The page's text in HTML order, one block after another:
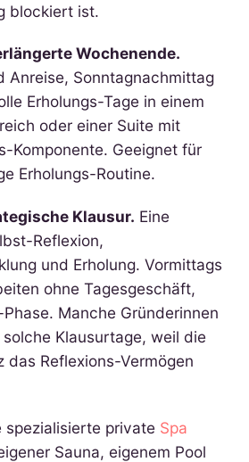
blockiert ist.
Wochenende.
Anreise, Sonntagnachmittag
Erholungs-Tage in einem
oder einer Suite mit
Komponente. Geeignet für
Erholungs-Routine.
Klausur. Eine
Reflexion,
und Erholung. Vormittags
ohne Tagesgeschäft,
Manche Gründerinnen
Klausurtage, weil die
das Reflexions-Vermögen
spezialisierte private Spa
Sauna, eigenem Pool